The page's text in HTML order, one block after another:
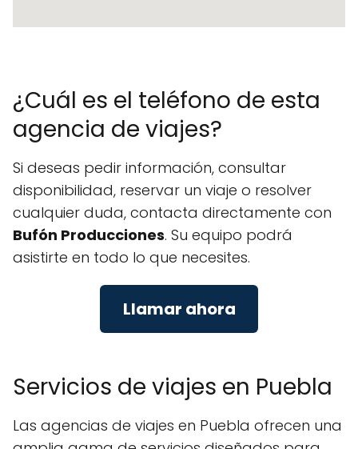
¿Cuál es el teléfono de esta
agencia de viajes?
Si deseas pedir información, consultar
disponibilidad, reservar un viaje o resolver
cualquier duda, contacta directamente con
Bufón Producciones. Su equipo podrá
asistirte en todo lo que necesites.
Llamar ahora
Servicios de viajes en Puebla
Las agencias de viajes en Puebla ofrecen una